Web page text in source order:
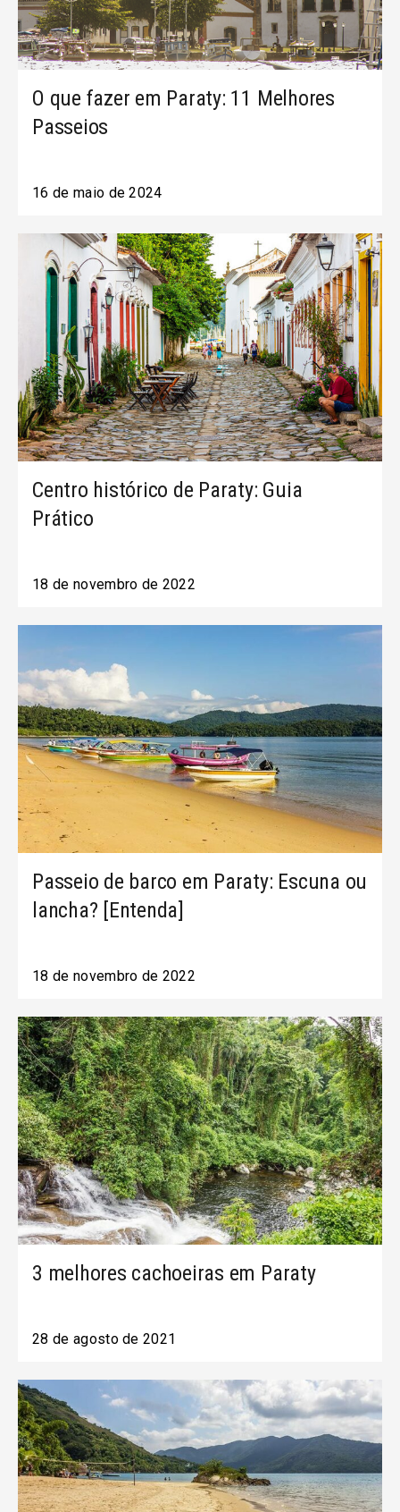
O que fazer em Paraty: 11 Melhores
Passeios
16 de maio de 2024
Centro histórico de Paraty: Guia
Prático
18 de novembro de 2022
Passeio de barco em Paraty: Escuna ou
lancha? [Entenda]
18 de novembro de 2022
3 melhores cachoeiras em Paraty
28 de agosto de 2021